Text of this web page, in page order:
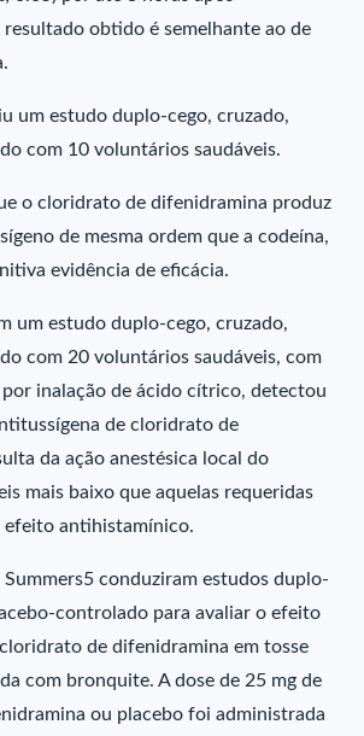
obtido é semelhante ao de
um estudo duplo-cego, cruzado,
com 10 voluntários saudáveis.
o cloridrato de difenidramina produz
de mesma ordem que a codeína,
evidência de eficácia.
um estudo duplo-cego, cruzado,
com 20 voluntários saudáveis, com
inalação de ácido cítrico, detectou
de cloridrato de
da ação anestésica local do
mais baixo que aquelas requeridas
efeito antihistamínico.
Summers5 conduziram estudos duplo-
controlado para avaliar o efeito
de difenidramina em tosse
com bronquite. A dose de 25 mg de
ou placebo foi administrada